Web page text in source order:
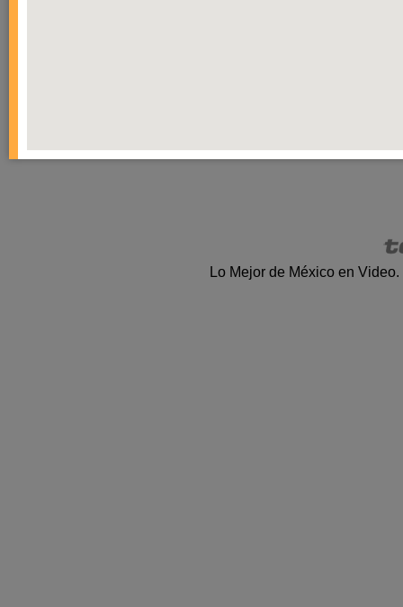
Lo Mejor de México en